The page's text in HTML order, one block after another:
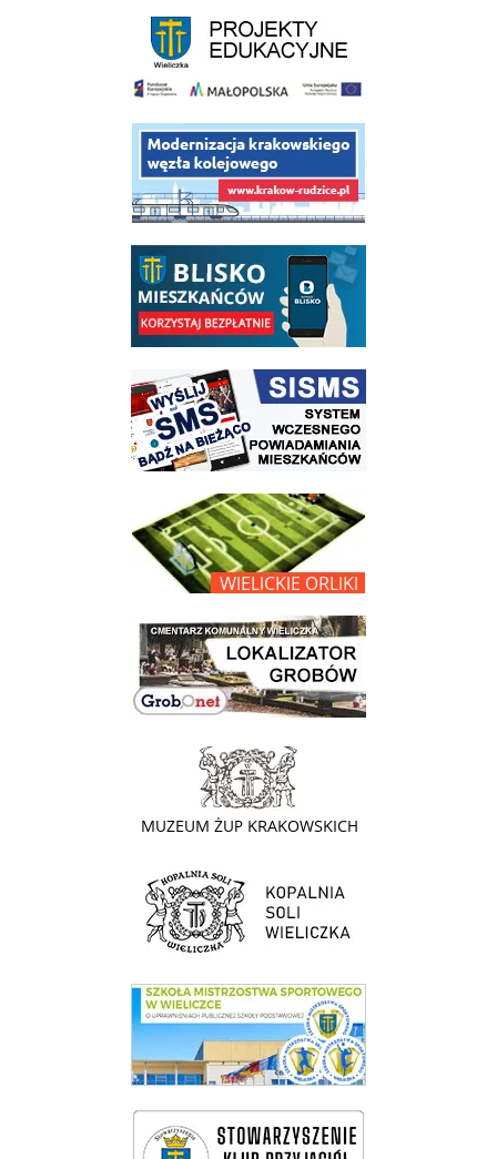
link do opisu projektu budowy linii kolejowej Krakow Rudzice
link do opisu aplikacji - BLISKO, Gmina Wieliczka w aplikacji Blisko
link do strony systemu wczesnego ostrzegania mieszkańców SISMS
link do opisu projektu Wielickie Orliki
link do lokalizatora grobów na wielickim cmentarzu - grobnet
link do strony - Muzeum Żup Krakowskich Wieliczka
link do strony Kopalni Soli Wieliczka
link do SMS Wieliczka
wieliczka-wieliczanie na bis